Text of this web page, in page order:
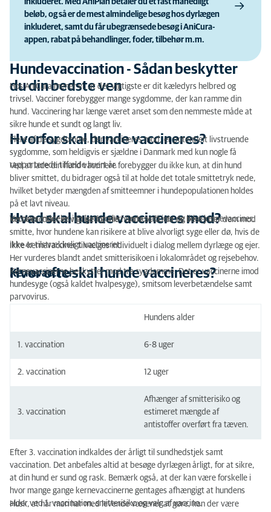
Hvorfor skal hunde vaccineres?
Hvad skal hunde vaccineres mod?
Skal hunde vaccineres inden rejse?
Skal tæver vaccineres inden avl?
Får hunde bivirkninger ved vaccination?
inkluderet. Med AniPlan betaler du et fast månedligt
beløb, og så er de mest almindelige besøg hos dyrlægen
inkluderet, samt du får ubegrænsede besøg i AniCura-
appen, rabat på behandlinger, foder, tilbehør m.m.
Hundevaccination - Sådan beskytter
du din bedste ven
Hos AniCura mener vi, at det vigtigste er dit kæledyrs helbred og
trivsel. Vacciner forebygger mange sygdomme, der kan ramme din
hund. Vaccinering har længe været anset som den nemmeste måde at
sikre hunde et sundt og langt liv.
Hvorfor skal hunde vaccineres?
Flere af de sygdomme, der vaccineres mod, er potentielt livstruende
sygdomme, som heldigvis er sjældne i Danmark med kun nogle få
rapporterede tilfælde hvert år.
Ved at lade din hund vaccinere forebygger du ikke kun, at din hund
bliver smittet, du bidrager også til at holde det totale smittetryk nede,
hvilket betyder mængden af smitteemner i hundepopulationen holdes
på et lavt niveau.
Hvad skal hunde vaccineres mod?
Vacciner inddeles i to kategorier: Kernevacciner og ikke-kernevacciner.
Kernevacciner er vigtige for alle hunde at få, da de beskytter dem mod
smitte, hvor hundene kan risikere at blive alvorligt syge eller dø, hvis de
ikke er tilstrækkeligt vaccineret.
Ikke-kernevacciner tilvælges individuelt i dialog mellem dyrlæge og ejer.
Her vurderes blandt andet smitterisikoen i lokalområdet og rejsebehov.
Hvor ofte skal hunde vaccineres?
Kernevacciner
Kernevaccinerne beskytter mod tre sygdomme. Det er vaccinerne imod
hundesyge (også kaldet hvalpesyge), smitsom leverbetændelse samt
parvovirus.
Hundens alder
1. vaccination 6-8 uger
2. vaccination 12 uger
3. vaccination
Afhænger af smitterisiko og
estimeret mængde af
antistoffer overført fra tæven.
Efter 3. vaccination indkaldes der årligt til sundhedstjek samt
vaccination. Det anbefales altid at besøge dyrlægen årligt, for at sikre,
at din hund er sund og rask. Bemærk også, at der kan være forskelle i
hvor mange gange kernevaccinerne gentages afhængigt at hundens
alder ved 1. vaccination, smitterisiko og valg af vaccine.
Husk, at når man har med levende væsener at gøre, kan der være